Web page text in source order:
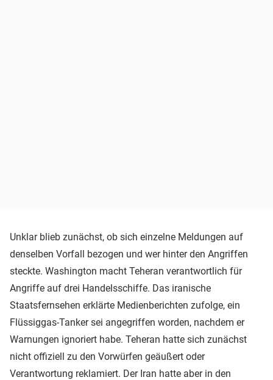
Unklar blieb zunächst, ob sich einzelne Meldungen auf
denselben Vorfall bezogen und wer hinter den Angriffen
steckte. Washington macht Teheran verantwortlich für
Angriffe auf drei Handelsschiffe. Das iranische
Staatsfernsehen erklärte Medienberichten zufolge, ein
Flüssiggas-Tanker sei angegriffen worden, nachdem er
Warnungen ignoriert habe. Teheran hatte sich zunächst
nicht offiziell zu den Vorwürfen geäußert oder
Verantwortung reklamiert. Der Iran hatte aber in den